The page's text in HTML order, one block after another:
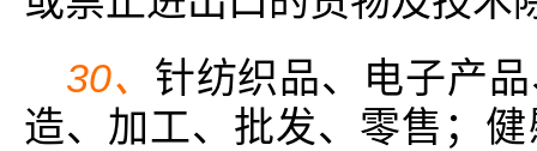
30、 针纺织品、电子产
造、加工、批发、零售；